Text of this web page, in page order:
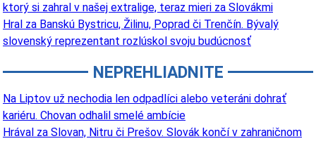
ktorý si zahral v našej extralige, teraz mieri za Slovákmi
Hral za Banskú Bystricu, Žilinu, Poprad či Trenčín. Bývalý
slovenský reprezentant rozlúskol svoju budúcnosť
NEPREHLIADNITE
Na Liptov už nechodia len odpadlíci alebo veteráni dohrať
kariéru. Chovan odhalil smelé ambície
Hrával za Slovan, Nitru či Prešov. Slovák končí v zahraničnom